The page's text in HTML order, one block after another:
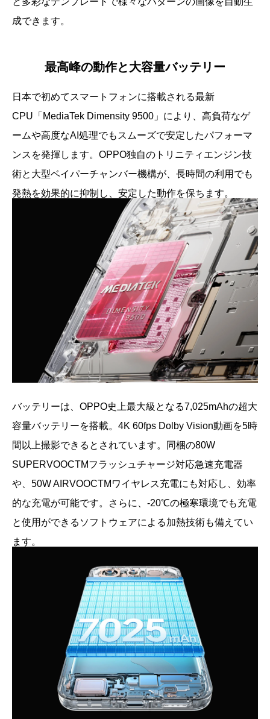
成できます。
最高峰の動作と大容量バッテリー
日本で初めてスマートフォンに搭載される最新
CPU「MediaTek Dimensity 9500」により、高負荷なゲ
ームや高度なAI処理でもスムーズで安定したパフォーマ
ンスを発揮します。OPPO独自のトリニティエンジン技
術と大型ベイパーチャンバー機構が、長時間の利用でも
発熱を効果的に抑制し、安定した動作を保ちます。
バッテリーは、OPPO史上最大級となる7,025mAhの超大
容量バッテリーを搭載。4K 60fps Dolby Vision動画を5時
間以上撮影できるとされています。同梱の80W
SUPERVOOCTMフラッシュチャージ対応急速充電器
や、50W AIRVOOCTMワイヤレス充電にも対応し、効率
的な充電が可能です。さらに、-20℃の極寒環境でも充電
と使用ができるソフトウェアによる加熱技術も備えてい
ます。